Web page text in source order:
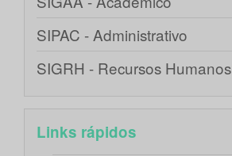
SIPAC - Administrativo
SIGRH - Recursos Humanos
Links rápidos